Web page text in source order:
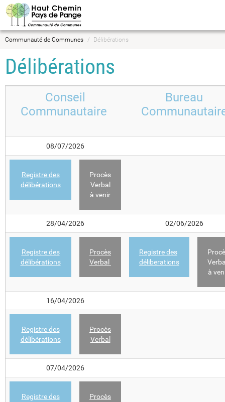
Communauté de Communes Délibérations
Délibérations
Conseil
Communautaire
Bureau
08/07/2026
Registre des
délibérations
Procès
Verbal
à venir
28/04/2026 02/06/2026
Registre des
délibérations
Procès
Verbal
Registre des
déliberations
à
16/04/2026
Registre des
délibérations
Procès
Verbal
07/04/2026
Registre des
Procès